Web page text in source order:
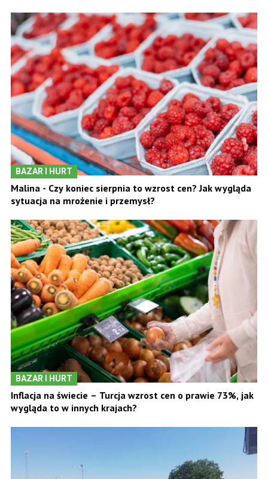
BAZAR I HURT
Malina - Czy koniec sierpnia to wzrost cen? Jak wygląda
sytuacja na mrożenie i przemysł?
BAZAR I HURT
Inflacja na świecie – Turcja wzrost cen o prawie 73%, jak
wygląda to w innych krajach?